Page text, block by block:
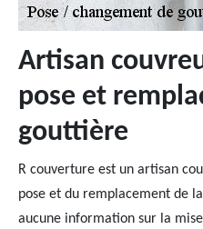
Artisan
pose et
gouttière
R couverture est un artisan
pose et du remplacement de
aucune information sur la